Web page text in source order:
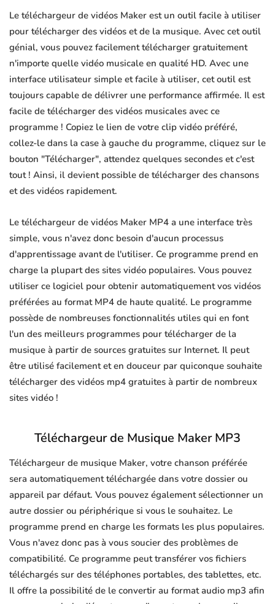
Le téléchargeur de vidéos Maker est un outil facile à utiliser
pour télécharger des vidéos et de la musique. Avec cet outil
génial, vous pouvez facilement télécharger gratuitement
n'importe quelle vidéo musicale en qualité HD. Avec une
interface utilisateur simple et facile à utiliser, cet outil est
toujours capable de délivrer une performance affirmée. Il est
facile de télécharger des vidéos musicales avec ce
programme ! Copiez le lien de votre clip vidéo préféré,
collez-le dans la case à gauche du programme, cliquez sur le
bouton "Télécharger", attendez quelques secondes et c'est
tout ! Ainsi, il devient possible de télécharger des chansons
et des vidéos rapidement.
Le téléchargeur de vidéos Maker MP4 a une interface très
simple, vous n'avez donc besoin d'aucun processus
d'apprentissage avant de l'utiliser. Ce programme prend en
charge la plupart des sites vidéo populaires. Vous pouvez
utiliser ce logiciel pour obtenir automatiquement vos vidéos
préférées au format MP4 de haute qualité. Le programme
possède de nombreuses fonctionnalités utiles qui en font
l'un des meilleurs programmes pour télécharger de la
musique à partir de sources gratuites sur Internet. Il peut
être utilisé facilement et en douceur par quiconque souhaite
télécharger des vidéos mp4 gratuites à partir de nombreux
sites vidéo !
Téléchargeur de Musique Maker MP3
Téléchargeur de musique Maker, votre chanson préférée
sera automatiquement téléchargée dans votre dossier ou
appareil par défaut. Vous pouvez également sélectionner un
autre dossier ou périphérique si vous le souhaitez. Le
programme prend en charge les formats les plus populaires.
Vous n'avez donc pas à vous soucier des problèmes de
compatibilité. Ce programme peut transférer vos fichiers
téléchargés sur des téléphones portables, des tablettes, etc.
Il offre la possibilité de le convertir au format audio mp3 afin